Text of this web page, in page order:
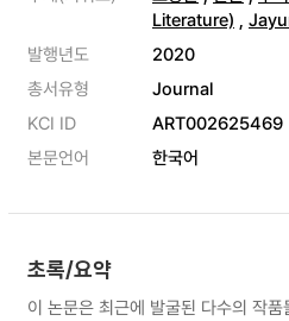
Literature) ,
발행년도
2020
총서유형
Journal
KCI ID
ART002625469
본문언어
한국어
초록/요약
이 논문은 최근에 발굴된 다수의 작